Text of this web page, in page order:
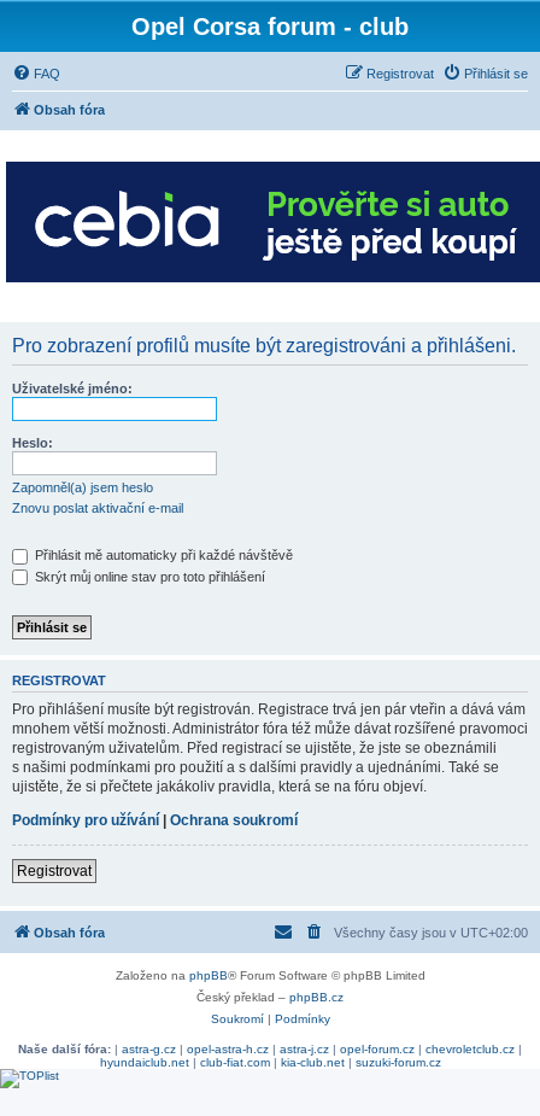
Opel Corsa forum - club
FAQ Přihlásit se
Registrovat
Obsah fóra
Pro zobrazení profilů musíte být zaregistrováni a přihlášeni.
Uživatelské jméno:
Heslo:
Zapomněl(a) jsem heslo
Znovu poslat aktivační e-mail
Přihlásit mě automaticky při každé návštěvě
Skrýt můj online stav pro toto přihlášení
REGISTROVAT
Pro přihlášení musíte být registrován. Registrace trvá jen pár vteřin a dává vám
mnohem větší možnosti. Administrátor fóra též může dávat rozšířené pravomoci
registrovaným uživatelům. Před registrací se ujistěte, že jste se obeznámili
s našimi podmínkami pro použití a s dalšími pravidly a ujednáními. Také se
ujistěte, že si přečtete jakákoliv pravidla, která se na fóru objeví.
Podmínky pro užívání | Ochrana soukromí
Registrovat
Obsah fóra Všechny časy jsou v UTC+02:00
Založeno na phpBB® Forum Software © phpBB Limited
Český překlad – phpBB.cz
Soukromí| Podmínky
Naše další fóra: | astra-g.cz | opel-astra-h.cz | astra-j.cz | opel-forum.cz | chevroletclub.cz |
hyundaiclub.net| club-fiat.com| kia-club.net| suzuki-forum.cz